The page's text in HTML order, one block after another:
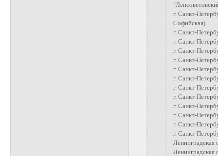
г. Санкт-
Софийская)
г. Санкт-
г. Санкт-
г. Санкт-
г. Санкт-
г. Санкт-
г. Санкт-
г. Санкт-
г. Санкт-
г. Санкт-
г. Санкт-
г. Санкт-
г. Санкт-
Ленинградская